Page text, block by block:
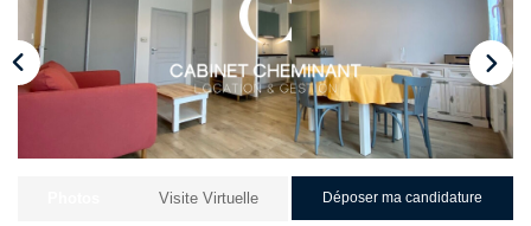
Nos Actualités
EXTRANET
CONTACT
Visite Virtuelle Déposer ma candidature